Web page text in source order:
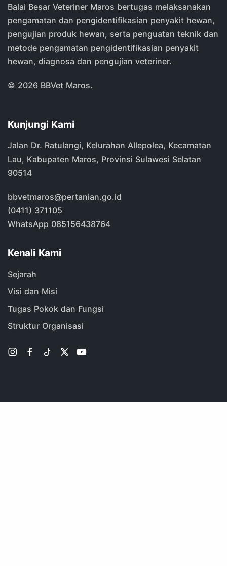
Balai Besar Veteriner Maros bertugas melaksanakan
pengamatan dan pengidentifikasian penyakit hewan,
pengujian produk hewan, serta penguatan teknik dan
metode pengamatan pengidentifikasian penyakit
hewan, diagnosa dan pengujian veteriner.
© 2026 BBVet Maros.
Kunjungi Kami
Jalan Dr. Ratulangi, Kelurahan Allepolea, Kecamatan
Lau, Kabupaten Maros, Provinsi Sulawesi Selatan
90514
bbvetmaros@pertanian.go.id
(0411) 371105
WhatsApp 085156438764
Kenali Kami
Sejarah
Visi dan Misi
Tugas Pokok dan Fungsi
Struktur Organisasi